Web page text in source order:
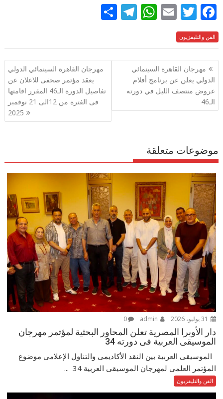
F
ac
e
b
o
o
k
T
w
itt
er
E
ai
l
W
at
s
A
p
p
T
e
gr
m
ar
e
الفن والتليفزيون
تصفّح
المقالات
مهرجان القاهرة السينمائي
الدولي يعلن عن برنامج أفلام
عروض منتصف الليل في دورته
الـ46
مهرجان القاهرة السينمائي الدولي
يعقد مؤتمر صحفى للاعلان عن
تفاصيل الدورة الـ46 المقرر اقامتها
فى الفترة من 12الى 21 نوفمبر
2025
موضوعات متعلقة
0
دار الأوبرا المصرية تعلن المحاور البحثية لمؤتمر مهرجان
الموسيقى العربية فى دورته 34
الموسيقى العربية بين النقد الأكاديمى والتناول الإعلامى موضوع
المؤتمر العلمى لمهرجان الموسيقى العربية 34 ...
الفن والتليفزيون